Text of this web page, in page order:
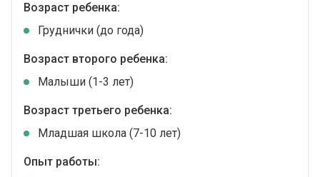
Возраст ребенка:
Груднички (до года)
Возраст второго ребенка:
Малыши (1-3 лет)
Возраст третьего ребенка:
Младшая школа (7-10 лет)
Опыт работы: